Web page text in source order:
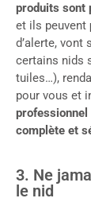
produits sont
et ils peuvent
d’alerte, vont
certains nids
tuiles…),
pour vous et
professionnel
complète et
3. Ne
le nid